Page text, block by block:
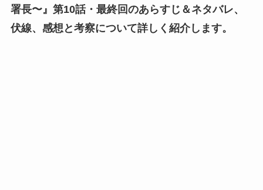
署長〜』第10話・最終回のあらすじ＆ネタバレ、
伏線、感想と考察について詳しく紹介します。